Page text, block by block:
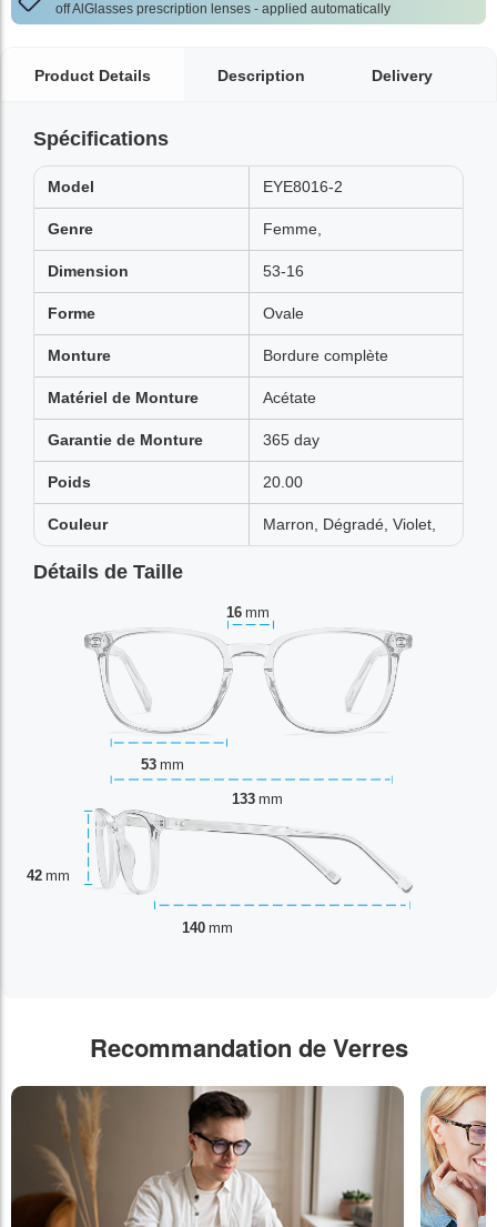
off AlGlasses prescription lenses - applied automatically
Product Details Description Delivery
Spécifications
Model EYE8016-2
Genre Femme,
Dimension 53-16
Forme Ovale
Monture Bordure complète
Matériel de Monture Acétate
Garantie de Monture 365 day
Poids 20.00
Couleur Marron, Dégradé, Violet,
Détails de Taille
16 mm
53 mm
42 mm
133 mm
140 mm
Recommandation de Verres